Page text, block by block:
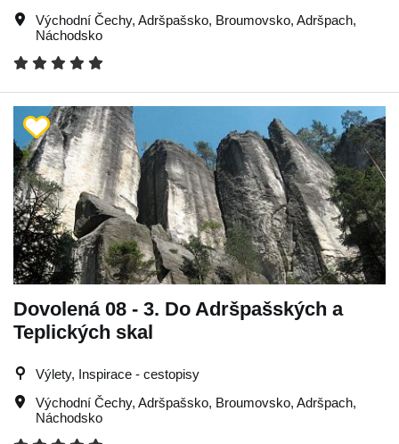
Východní Čechy, Adršpašsko, Broumovsko, Adršpach,
Náchodsko
Dovolená 08 - 3. Do Adršpašských a
Teplických skal
Výlety, Inspirace - cestopisy
Východní Čechy, Adršpašsko, Broumovsko, Adršpach,
Náchodsko